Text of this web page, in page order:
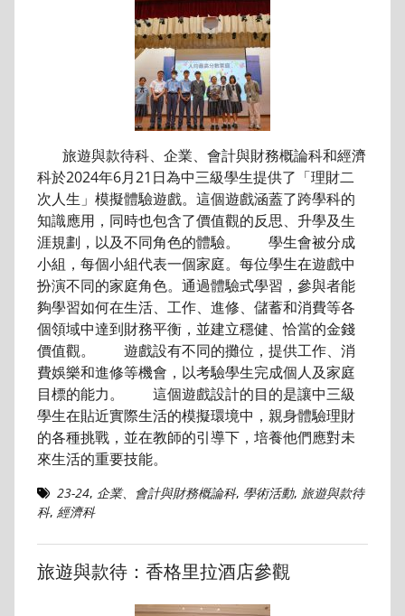
旅遊與款待科、企業、會計與財務概論科和經濟
科於2024年6月21日為中三級學生提供了「理財二
次人生」模擬體驗遊戲。這個遊戲涵蓋了跨學科的
知識應用，同時也包含了價值觀的反思、升學及生
涯規劃，以及不同角色的體驗。 學生會被分成
小組，每個小組代表一個家庭。每位學生在遊戲中
扮演不同的家庭角色。通過體驗式學習，參與者能
夠學習如何在生活、工作、進修、儲蓄和消費等各
個領域中達到財務平衡，並建立穩健、恰當的金錢
價值觀。 遊戲設有不同的攤位，提供工作、消
費娛樂和進修等機會，以考驗學生完成個人及家庭
目標的能力。 這個遊戲設計的目的是讓中三級
學生在貼近實際生活的模擬環境中，親身體驗理財
的各種挑戰，並在教師的引導下，培養他們應對未
來生活的重要技能。
23-24, 企業、會計與財務概論科, 學術活動, 旅遊與款待
科, 經濟科
旅遊與款待：香格里拉酒店參觀